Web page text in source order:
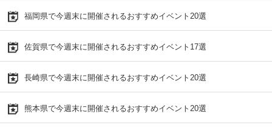
福岡県で今週末に開催されるおすすめイベント20選
佐賀県で今週末に開催されるおすすめイベント17選
長崎県で今週末に開催されるおすすめイベント20選
熊本県で今週末に開催されるおすすめイベント20選